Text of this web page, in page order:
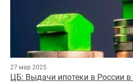
27 мар 2025
ЦБ: Выдачи ипотеки в России